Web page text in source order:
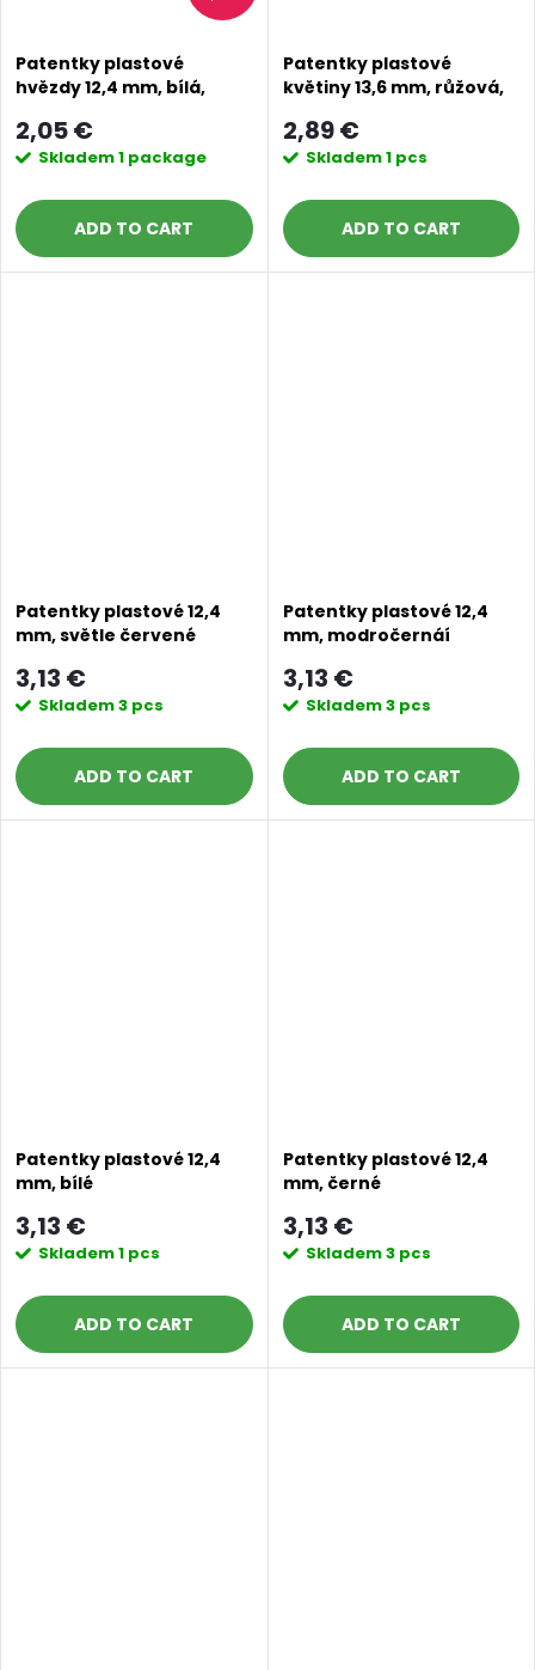
Patentky plastové
hvězdy 12,4 mm, bílá,
2,05 €
Skladem1 package
ADD TO CART
Patentky plastové
květiny 13,6 mm, růžová,
2,89 €
Skladem1 pcs
ADD TO CART
Patentky plastové 12,4
mm, světle červené
3,13 €
Skladem3 pcs
ADD TO CART
Patentky plastové 12,4
mm, modročernáí
3,13 €
Skladem3 pcs
ADD TO CART
Patentky plastové 12,4
mm, bílé
3,13 €
Skladem1 pcs
ADD TO CART
Patentky plastové 12,4
mm, černé
3,13 €
Skladem3 pcs
ADD TO CART